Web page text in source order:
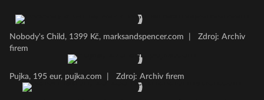
Nobody's Child, 1399 Kč, marksandspencer.com
Zdroj: Archiv
firem
Pujka, 195 eur, pujka.com Zdroj: Archiv firem